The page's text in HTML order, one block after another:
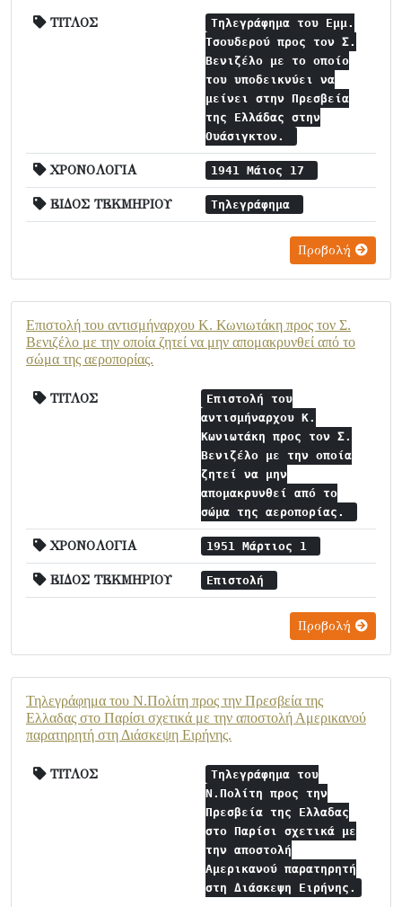
ΤΙΤΛΟΣ
Τηλεγράφημα του Εμμ.
Τσουδερού προς τον Σ.
Βενιζέλο με το οποίο
του υποδεικνύει να
μείνει στην Πρεσβεία
της Ελλάδας στην
Ουάσιγκτον.
ΧΡΟΝΟΛΟΓΙΑ 1941 Μάιος 17
ΕΙΔΟΣ ΤΕΚΜΗΡΙΟΥ Τηλεγράφημα
Προβολή
Επιστολή του αντισμήναρχου Κ. Κωνιωτάκη προς τον Σ.
Βενιζέλο με την οποία ζητεί να μην απομακρυνθεί από το
σώμα της αεροπορίας.
ΤΙΤΛΟΣ
Επιστολή του
αντισμήναρχου Κ.
Κωνιωτάκη προς τον Σ.
Βενιζέλο με την οποία
ζητεί να μην
απομακρυνθεί από το
σώμα της αεροπορίας.
ΧΡΟΝΟΛΟΓΙΑ 1951 Μάρτιος 1
ΕΙΔΟΣ ΤΕΚΜΗΡΙΟΥ Επιστολή
Προβολή
Τηλεγράφημα του Ν.Πολίτη προς την Πρεσβεία της
Ελλαδας στο Παρίσι σχετικά με την αποστολή Αμερικανού
παρατηρητή στη Διάσκεψη Ειρήνης.
ΤΙΤΛΟΣ
Τηλεγράφημα του
Ν.Πολίτη προς την
Πρεσβεία της Ελλαδας
στο Παρίσι σχετικά με
την αποστολή
Αμερικανού παρατηρητή
στη Διάσκεψη Ειρήνης.